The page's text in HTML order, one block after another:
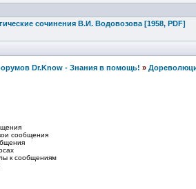
ие сочинения В.И. Водовозова [1958, PDF]
Dr.Know - Знания в помощь! »
сообщения
к сообщениям